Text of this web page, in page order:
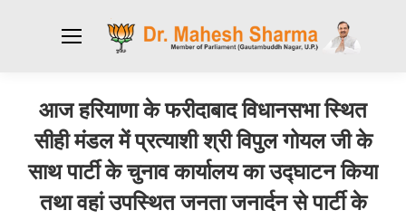
आज हरियाणा के फरीदाबाद विधानसभा स्थित
सीही मंडल में प्रत्याशी श्री विपुल गोयल जी के
साथ पार्टी के चुनाव कार्यालय का उद्घाटन किया
तथा वहां उपस्थित जनता जनार्दन से पार्टी के